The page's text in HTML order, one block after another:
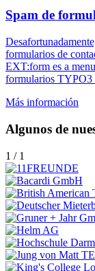
Spam de
formularios de
EXT:form es a
formularios TYPO3
Más información
Algunos de
1 / 1